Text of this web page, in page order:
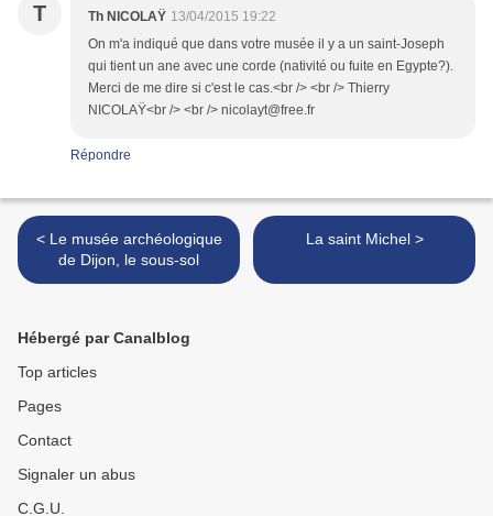
T Th NICOLAŸ 13/04/2015 19:22
On m'a indiqué que dans votre musée il y a un saint-Joseph
qui tient un ane avec une corde (nativité ou fuite en Egypte?).
Merci de me dire si c'est le cas.<br /> <br /> Thierry
NICOLAŸ<br /> <br /> nicolayt@free.fr
Répondre
< Le musée archéologique
de Dijon, le sous-sol
La saint Michel >
Hébergé par Canalblog
Top articles
Pages
Contact
Signaler un abus
C.G.U.